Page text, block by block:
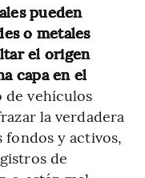
pueden
o metales
el origen
capa en el
de vehículos
la verdadera
y activos,
de